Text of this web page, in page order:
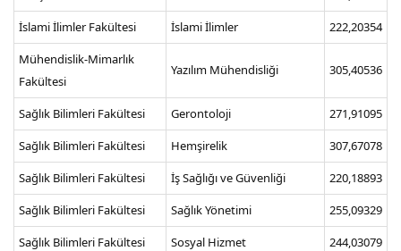
İslami İlimler Fakültesi
İslami İlimler
222,20354
Mühendislik-Mimarlık
Fakültesi
Yazılım Mühendisliği 305,40536
Sağlık Bilimleri Fakültesi Gerontoloji
271,91095
Sağlık Bilimleri Fakültesi
Hemşirelik
307,67078
Sağlık Bilimleri Fakültesi
İş Sağlığı ve Güvenliği
220,18893
Sağlık Bilimleri Fakültesi
Sağlık Yönetimi
255,09329
Sağlık Bilimleri Fakültesi
Sosyal Hizmet
244,03079